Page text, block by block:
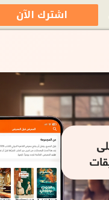
اشترك الآن